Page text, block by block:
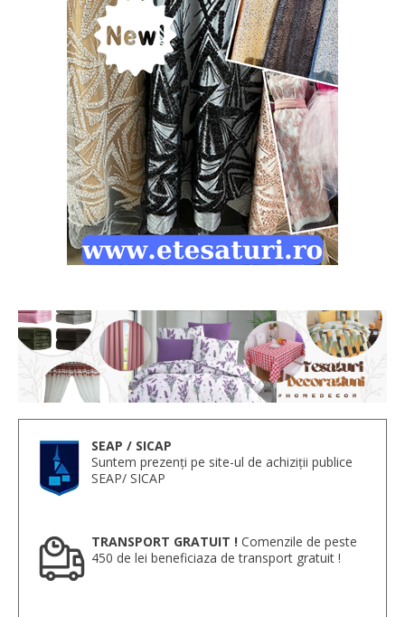
SEAP / SICAP
Suntem prezenți pe site-ul de achiziții publice
SEAP/ SICAP
TRANSPORT GRATUIT ! Comenzile de peste
450 de lei beneficiaza de transport gratuit !